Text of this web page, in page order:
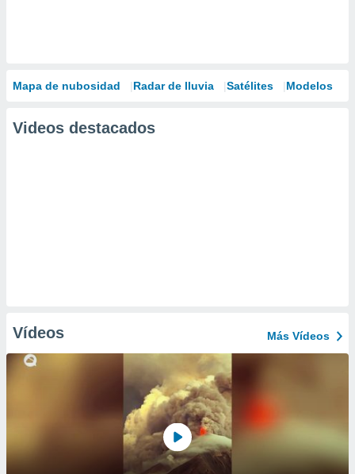
Mapa de nubosidad Radar de lluvia Satélites Modelos
Videos destacados
Vídeos Más Vídeos